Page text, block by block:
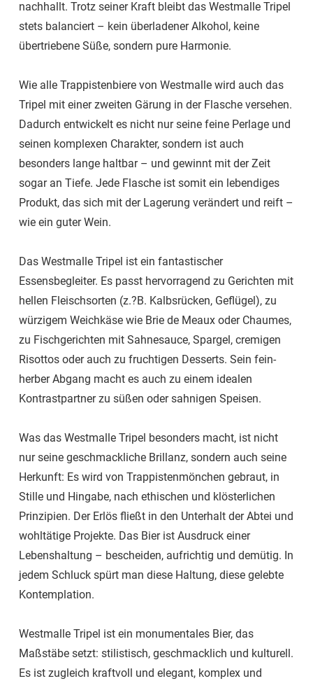
nachhallt. Trotz seiner Kraft bleibt das Westmalle Tripel
stets balanciert – kein überladener Alkohol, keine
übertriebene Süße, sondern pure Harmonie.
Wie alle Trappistenbiere von Westmalle wird auch das
Tripel mit einer zweiten Gärung in der Flasche versehen.
Dadurch entwickelt es nicht nur seine feine Perlage und
seinen komplexen Charakter, sondern ist auch
besonders lange haltbar – und gewinnt mit der Zeit
sogar an Tiefe. Jede Flasche ist somit ein lebendiges
Produkt, das sich mit der Lagerung verändert und reift –
wie ein guter Wein.
Das Westmalle Tripel ist ein fantastischer
Essensbegleiter. Es passt hervorragend zu Gerichten mit
hellen Fleischsorten (z.?B. Kalbsrücken, Geflügel), zu
würzigem Weichkäse wie Brie de Meaux oder Chaumes,
zu Fischgerichten mit Sahnesauce, Spargel, cremigen
Risottos oder auch zu fruchtigen Desserts. Sein fein-
herber Abgang macht es auch zu einem idealen
Kontrastpartner zu süßen oder sahnigen Speisen.
Was das Westmalle Tripel besonders macht, ist nicht
nur seine geschmackliche Brillanz, sondern auch seine
Herkunft: Es wird von Trappistenmönchen gebraut, in
Stille und Hingabe, nach ethischen und klösterlichen
Prinzipien. Der Erlös fließt in den Unterhalt der Abtei und
wohltätige Projekte. Das Bier ist Ausdruck einer
Lebenshaltung – bescheiden, aufrichtig und demütig. In
jedem Schluck spürt man diese Haltung, diese gelebte
Kontemplation.
Westmalle Tripel ist ein monumentales Bier, das
Maßstäbe setzt: stilistisch, geschmacklich und kulturell.
Es ist zugleich kraftvoll und elegant, komplex und